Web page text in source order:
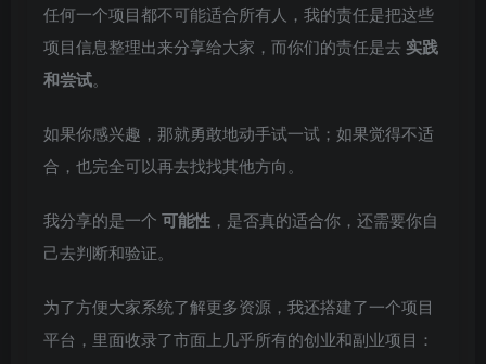
任何一个项目都不可能适合所有人，我的责任是把这些
项目信息整理出来分享给大家，而你们的责任是去 实践
和尝试。
如果你感兴趣，那就勇敢地动手试一试；如果觉得不适
合，也完全可以再去找找其他方向。
我分享的是一个 可能性 ，是否真的适合你，还需要你自
己去判断和验证。
为了方便大家系统了解更多资源，我还搭建了一个项目
平台，里面收录了市面上几乎所有的创业和副业项目：